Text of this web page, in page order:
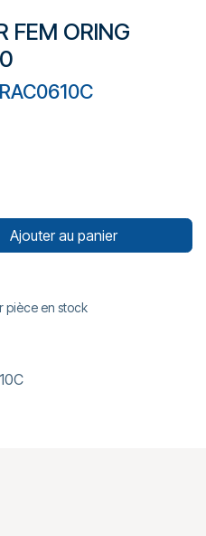
FEM ORING
Ajouter au panier
pièce en stock